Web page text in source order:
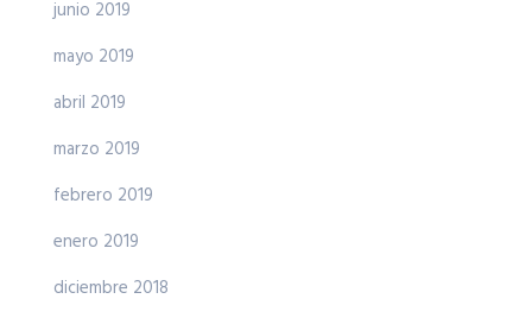
junio 2019
mayo 2019
abril 2019
marzo 2019
febrero 2019
enero 2019
diciembre 2018